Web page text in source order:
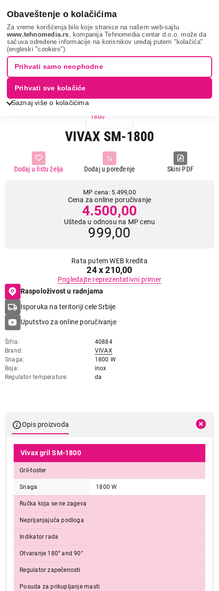
Obaveštenje o kolačićima
Za vreme korišćenja bilo koje stranice na našem web-sajtu
www.tehnomedia.rs , kompanija Tehnomedia centar d.o.o. može da
sačuva određene informacije na korisnikov uređaj putem "kolačića"
(engleski "cookies").
Saznaj više o kolačićima
Prihvati samo neophodne
Prihvati sve kolačiće
Mali kuhinjski aparati Tosteri Gril tosteri Vivax sm-1800...
VIVAX SM-1800
Skini PDF
Dodaj u poređenje
Dodaj u listu želja
MP cena: 5.499,00
Cena za online poručivanje
4.500,00
Ušteda u odnosu na MP cenu
999,00
Rata putem WEB kredita
24 x 210,00
Pogledajte reprezentativni primer
Raspoloživost u radnjama
Isporuka na teritoriji cele Srbije
Uputstvo za online poručivanje
Šifra
40884
Brand
VIVAX
Snaga
1800 W
Boja
inox
Regulator temperature
da
Opis proizvoda
Vivax gril SM-1800
Gril-toster
Snaga 1800 W
Ručka koja se ne zageva
Neprijanjajuća podloga
Indikator rada
Otvaranje 180° and 90°
Regulator zapečenosti
Posuda za prikupljanje masti